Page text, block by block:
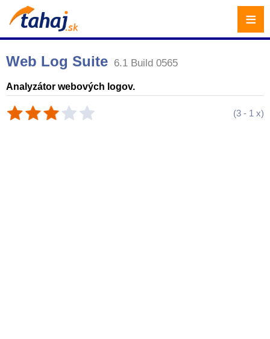
Web Log Suite 6.1 Build 0565
Analyzátor webových logov.
(3 - 1 x)
≡